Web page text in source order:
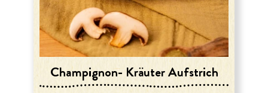
Champignon- Kräuter Aufstrich